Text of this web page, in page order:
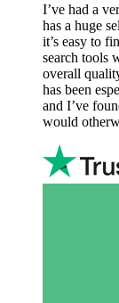
I’ve had a
has a huge
it’s easy to
search tools
overall
has been
and I’ve
would